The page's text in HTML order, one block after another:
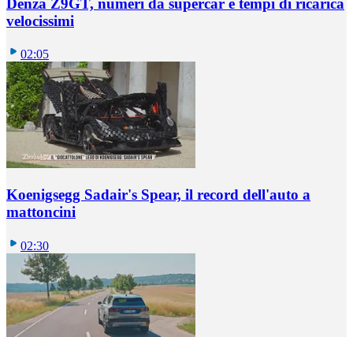
Denza Z9GT, numeri da supercar e tempi di ricarica
velocissimi
02:05
Koenigsegg Sadair's Spear, il record dell'auto a
mattoncini
02:30